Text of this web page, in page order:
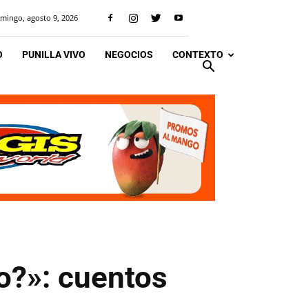
agosto 9, 2026
PUNILLA VIVO NEGOCIOS CONTEXTO
cuentos